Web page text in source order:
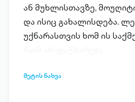
ან მუხლისთავზე,
და ისიც გახალისდება.
უქნარასთვის ხომ ის
მეტის ნახვა